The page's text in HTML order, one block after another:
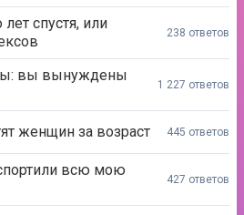
спустя, или
238 ответов
вы вынуждены
1 227 ответов
женщин за возраст 445 ответов
всю мою
427 ответов